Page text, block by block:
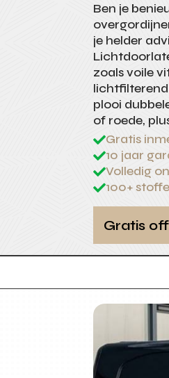
Ben je
je helder
zoals voile
plooi
of roede,
Gratis
10 jaar
Volledig
100+
Gratis